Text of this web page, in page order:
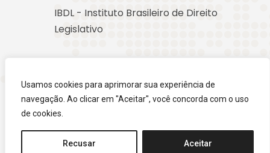
Usamos cookies para aprimorar sua experiência de
navegação. Ao clicar em "Aceitar", você concorda com o uso
de cookies.
Recusar Aceitar
IBDL - Instituto Brasileiro de Direito
Legislativo